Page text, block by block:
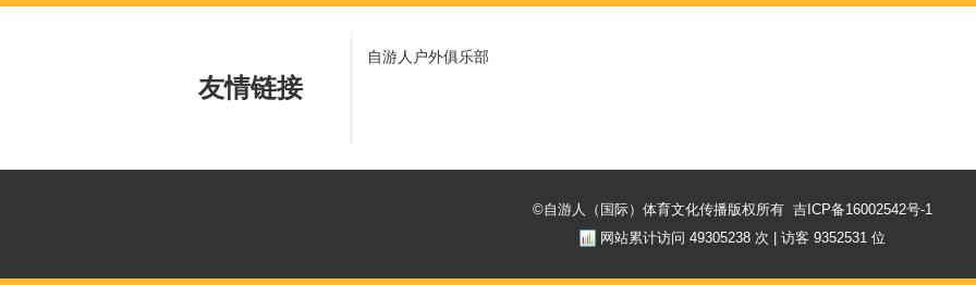
友情链接
自游人户外俱乐部
©自游人（国际）体育文化传播版权所有 吉ICP备16002542号-1
网站累计访问 49305238 次 | 访客 9352531 位